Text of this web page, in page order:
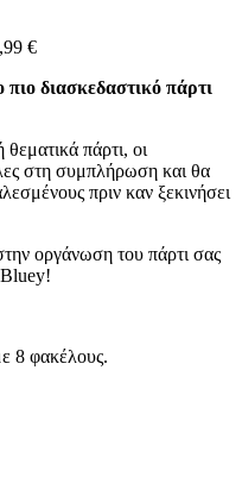
€
διασκεδαστικό πάρτι
θεματικά πάρτι, οι
στη συμπλήρωση και θα
πριν καν ξεκινήσει
οργάνωση του πάρτι σας
Bluey!
8 φακέλους.